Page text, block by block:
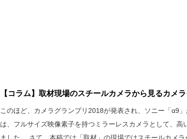
【コラム】取材現場のスチールカメラから見るカメ
このほど、カメラグランプリ2018が発表され、ソニー「α9
は、フルサイズ映像素子を持つミラーレスカメラとして、高